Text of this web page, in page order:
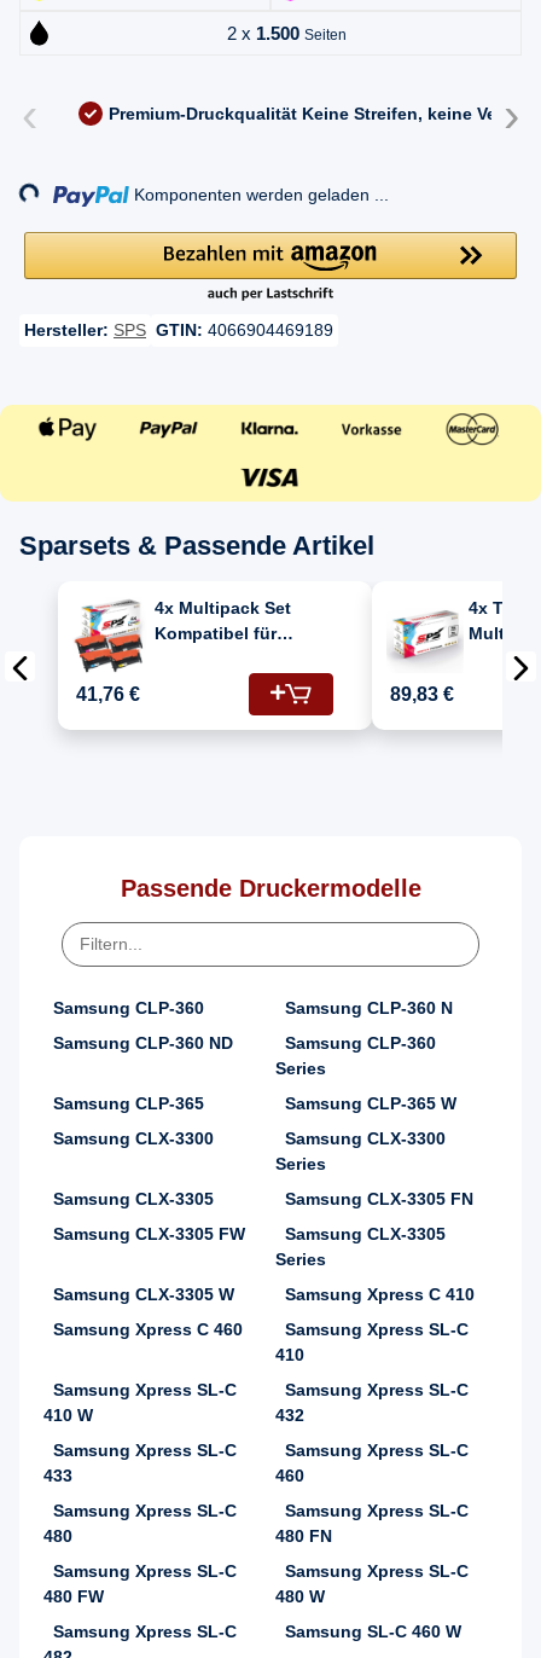
2 x 1.500 Seiten
‹ Premium-Druckqualität Keine Streifen, keine ›
Loading... Komponenten werden geladen ...
Hersteller: SPS GTIN: 4066904469189
Sparsets & Passende Artikel
4x Multipack Set
Kompatibel für
460 W (CLT-C406S,
CLT-M406S, CLT-
Y406S, CLT-K406S)
41,76 €
4x
CLT-
89,83 €
Passende Druckermodelle
Samsung CLP-360
Samsung CLP-360 N
Samsung CLP-360 ND
Samsung CLP-360
Series
Samsung CLP-365
Samsung CLP-365 W
Samsung CLX-3300
Samsung CLX-3300
Series
Samsung CLX-3305
Samsung CLX-3305 FN
Samsung CLX-3305 FW
Samsung CLX-3305
Series
Samsung CLX-3305 W
Samsung Xpress C 410
Samsung Xpress C 460
Samsung Xpress SL-C
410
Samsung Xpress SL-C
410 W
Samsung Xpress SL-C
432
Samsung Xpress SL-C
433
Samsung Xpress SL-C
460
Samsung Xpress SL-C
480
Samsung Xpress SL-C
480 FN
Samsung Xpress SL-C
480 FW
Samsung Xpress SL-C
480 W
Samsung Xpress SL-C
Samsung SL-C 460 W